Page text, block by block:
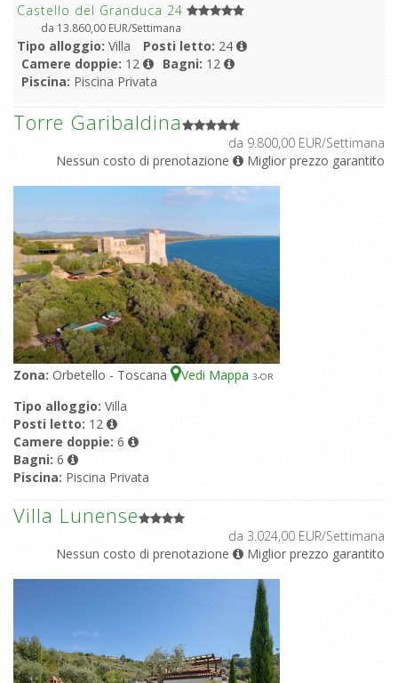
Castello del Granduca 24
da 13.860,00 EUR/Settimana
Tipo alloggio: Villa Posti letto: 24
Camere doppie: 12 Bagni: 12
Piscina: Piscina Privata
Torre Garibaldina
da 9.800,00 EUR/Settimana
Nessun costo di prenotazione
Miglior prezzo garantito
Zona: Orbetello - Toscana Vedi Mappa 3-OR
Tipo alloggio: Villa
Posti letto: 12
Camere doppie: 6
Bagni: 6
Piscina: Piscina Privata
Villa Lunense
da 3.024,00 EUR/Settimana
Nessun costo di prenotazione
Miglior prezzo garantito